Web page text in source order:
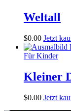
Weltall
$0.00 Jetzt
Für Kinder
Kleiner
$0.00 Jetzt